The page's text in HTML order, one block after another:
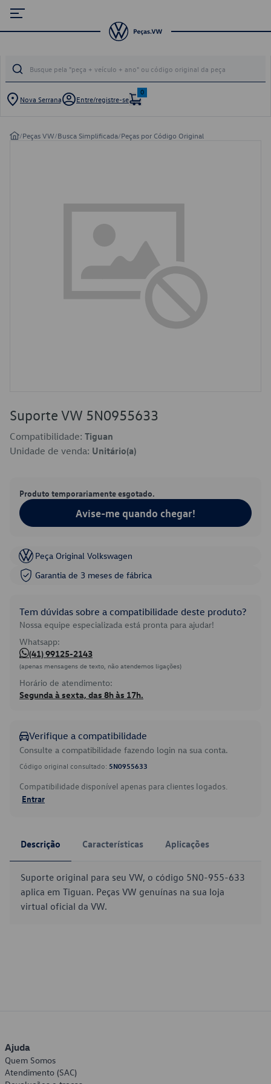
Nova Serrana Entre/registre-se
0
/Peças VW/Busca Simplificada/Peças por Código Original
Suporte VW 5N0955633
Compatibilidade: Tiguan
Unidade de venda: Unitário(a)
Produto temporariamente esgotado.
Avise-me quando chegar!
Peça Original Volkswagen
Garantia de 3 meses de fábrica
Tem dúvidas sobre a compatibilidade deste produto?
Nossa equipe especializada está pronta para ajudar!
Whatsapp:
(41) 99125-2143
(apenas mensagens de texto, não atendemos ligações)
Horário de atendimento:
Segunda à sexta, das 8h às 17h.
Verifique a compatibilidade
Consulte a compatibilidade fazendo login na sua conta.
Código original consultado: 5N0955633
Compatibilidade disponível apenas para clientes logados.
Entrar
Descrição Características Aplicações
Suporte original para seu VW, o código 5N0-955-633
aplica em Tiguan. Peças VW genuínas na sua loja
virtual oficial da VW.
Ajuda
Quem Somos
Atendimento (SAC)